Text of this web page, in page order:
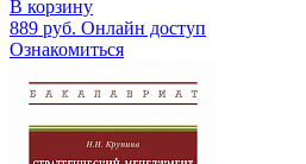
В корзину
889 руб. Онлайн доступ
Ознакомиться